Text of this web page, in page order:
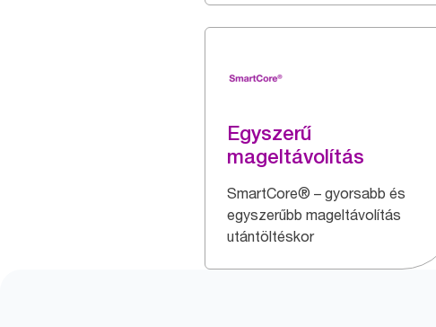
Egyszerű
mageltávolítás
SmartCore® – gyorsabb és
egyszerűbb mageltávolítás
utántöltéskor